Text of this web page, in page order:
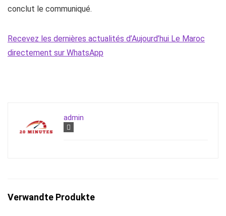
conclut le communiqué.
Recevez les dernières actualités d’Aujourd’hui Le Maroc
directement sur WhatsApp
admin
Verwandte Produkte